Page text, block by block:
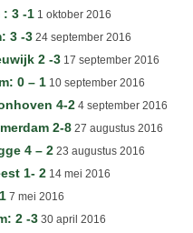
: 3 -1 1 oktober 2016
3 -3 24 september 2016
2 -3 17 september 2016
0 – 1 10 september 2016
4-2 4 september 2016
2-8 27 augustus 2016
4 – 2 23 augustus 2016
1- 2 14 mei 2016
7 mei 2016
2 -3 30 april 2016